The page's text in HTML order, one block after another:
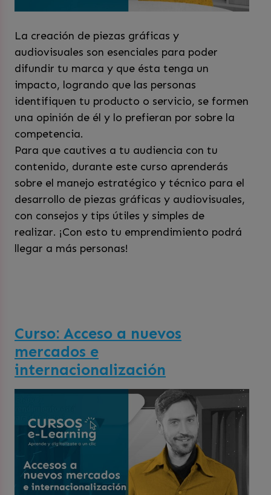
La creación de piezas gráficas y
audiovisuales son esenciales para poder
difundir tu marca y que ésta tenga un
impacto, logrando que las personas
identifiquen tu producto o servicio, se formen
una opinión de él y lo prefieran por sobre la
competencia.
Para que cautives a tu audiencia con tu
contenido, durante este curso aprenderás
sobre el manejo estratégico y técnico para el
desarrollo de piezas gráficas y audiovisuales,
con consejos y tips útiles y simples de
realizar. ¡Con esto tu emprendimiento podrá
llegar a más personas!
Curso: Acceso a nuevos
mercados e
internacionalización